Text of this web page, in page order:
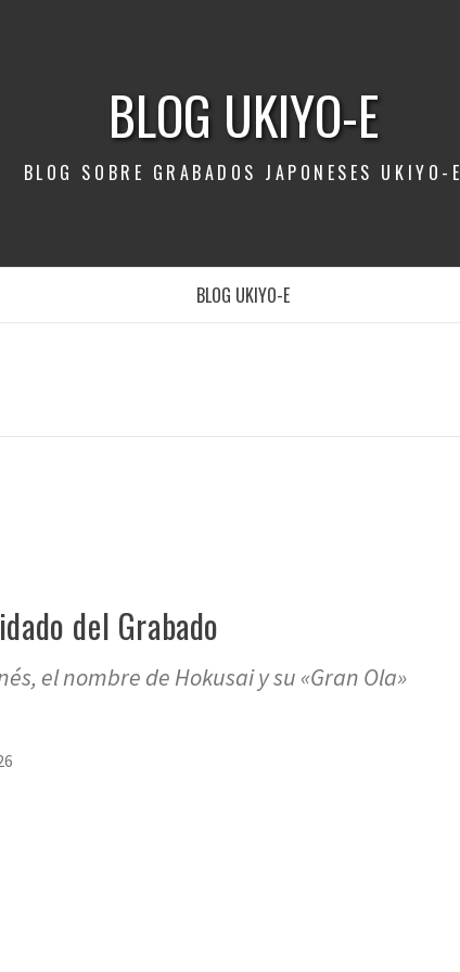
BLOG UKIYO-E
BLOG SOBRE GRABADOS JAPONESES UKIYO-E
BLOG UKIYO-E
del Grabado
el nombre de Hokusai y su «Gran Ola»